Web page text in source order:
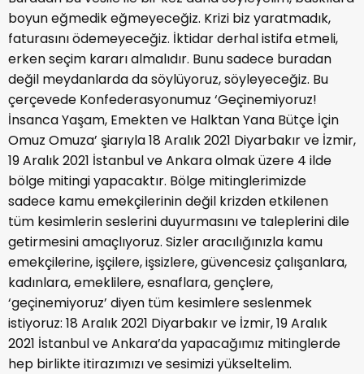
boyun eğmedik eğmeyeceğiz. Krizi biz yaratmadık,
faturasını ödemeyeceğiz. İktidar derhal istifa etmeli,
erken seçim kararı almalıdır. Bunu sadece buradan
değil meydanlarda da söylüyoruz, söyleyeceğiz. Bu
çerçevede Konfederasyonumuz ‘Geçinemiyoruz!
İnsanca Yaşam, Emekten ve Halktan Yana Bütçe İçin
Omuz Omuza’ şiarıyla 18 Aralık 2021 Diyarbakır ve İzmir,
19 Aralık 2021 İstanbul ve Ankara olmak üzere 4 ilde
bölge mitingi yapacaktır. Bölge mitinglerimizde
sadece kamu emekçilerinin değil krizden etkilenen
tüm kesimlerin seslerini duyurmasını ve taleplerini dile
getirmesini amaçlıyoruz. Sizler aracılığınızla kamu
emekçilerine, işçilere, işsizlere, güvencesiz çalışanlara,
kadınlara, emeklilere, esnaflara, gençlere,
‘geçinemiyoruz’ diyen tüm kesimlere seslenmek
istiyoruz: 18 Aralık 2021 Diyarbakır ve İzmir, 19 Aralık
2021 İstanbul ve Ankara’da yapacağımız mitinglerde
hep birlikte itirazımızı ve sesimizi yükseltelim.